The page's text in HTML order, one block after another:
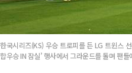
한국시리즈(KS) 우승 트로피를 든 LG 트윈스
합우승 IN 잠실’ 행사에서 그라운드를 돌며 팬